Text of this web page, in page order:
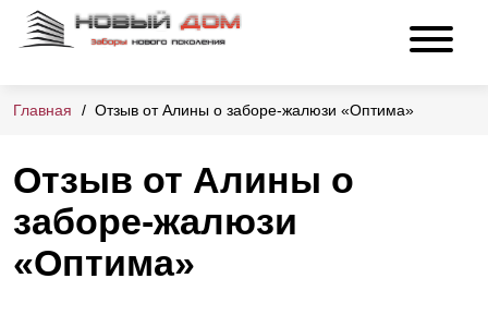
Главная Отзыв от Алины о заборе-жалюзи «Оптима»
Отзыв от Алины о
заборе-жалюзи
«Оптима»